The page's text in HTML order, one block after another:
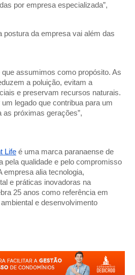
por empresa especializada”,
postura da empresa vai além das
que assumimos como propósito. As
a poluição, evitam a
e preservam recursos naturais.
legado que contribua para um
as próximas gerações”,
Life é uma marca paranaense de
pela qualidade e pelo compromisso
empresa alia tecnologia,
e práticas inovadoras na
25 anos como referência em
e desenvolvimento